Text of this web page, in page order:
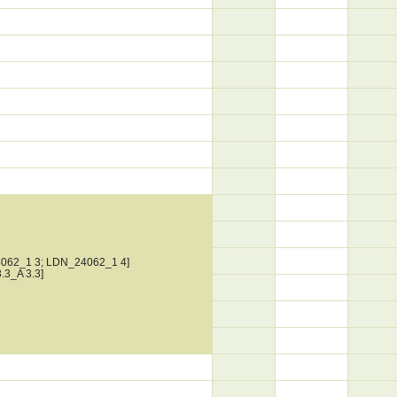
3; LDN_24062_1 4]
3.3]